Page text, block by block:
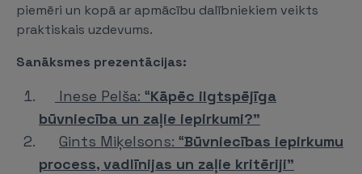
piemēri un kopā ar apmācību dalībniekiem veikts
praktiskais uzdevums.
Sanāksmes prezentācijas:
Inese Pelša: “Kāpēc ilgtspējīga
būvniecība un zaļie iepirkumi?”
Gints Miķelsons: “Būvniecības iepirkumu
process, vadlīnijas un zaļie kritēriji”